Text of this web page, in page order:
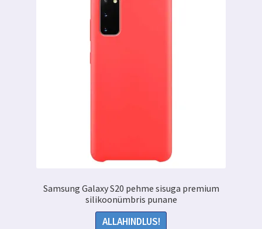
Samsung Galaxy S20 pehme sisuga premium
silikoonümbris punane
ALLAHINDLUS!